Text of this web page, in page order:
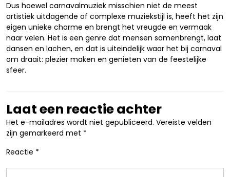
Dus hoewel carnavalmuziek misschien niet de meest
artistiek uitdagende of complexe muziekstijl is, heeft het zijn
eigen unieke charme en brengt het vreugde en vermaak
naar velen. Het is een genre dat mensen samenbrengt, laat
dansen en lachen, en dat is uiteindelijk waar het bij carnaval
om draait: plezier maken en genieten van de feestelijke
sfeer.
Laat een reactie achter
Het e-mailadres wordt niet gepubliceerd. Vereiste velden
zijn gemarkeerd met *
Reactie *